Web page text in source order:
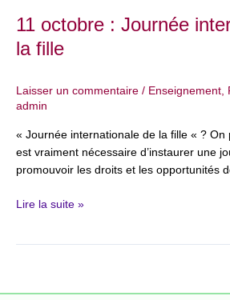
11 octobre : Journée
la fille
Laisser un commentaire / Enseignement
admin
« Journée internationale de la fille « ? On
est vraiment nécessaire d’instaurer une
promouvoir les droits et les opportunités
Lire la suite »